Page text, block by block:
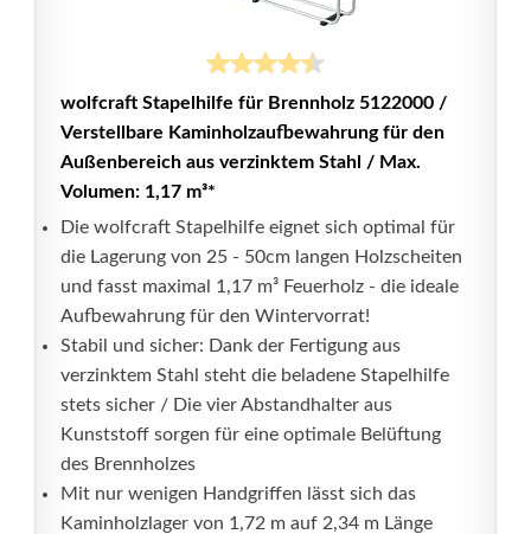
wolfcraft Stapelhilfe für Brennholz 5122000 /
Verstellbare Kaminholzaufbewahrung für den
Außenbereich aus verzinktem Stahl / Max.
Volumen: 1,17 m³*
Die wolfcraft Stapelhilfe eignet sich optimal für
die Lagerung von 25 - 50cm langen Holzscheiten
und fasst maximal 1,17 m³ Feuerholz - die ideale
Aufbewahrung für den Wintervorrat!
Stabil und sicher: Dank der Fertigung aus
verzinktem Stahl steht die beladene Stapelhilfe
stets sicher / Die vier Abstandhalter aus
Kunststoff sorgen für eine optimale Belüftung
des Brennholzes
Mit nur wenigen Handgriffen lässt sich das
Kaminholzlager von 1,72 m auf 2,34 m Länge